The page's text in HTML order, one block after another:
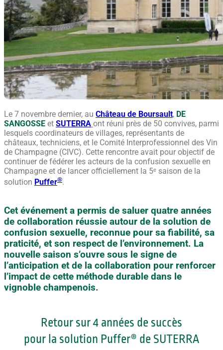
Le 7 novembre dernier, au Château de Boursault, DE
SANGOSSE et SUTERRA ont réuni près de 50 convives, parmi
lesquels coordinateurs de villages, représentants de
châteaux, techniciens, et le Comité Interprofessionnel des Vin
de Champagne (CIVC). Cette rencontre avait pour objectif de
continuer de fédérer les acteurs de la confusion sexuelle en
Champagne et de lancer officiellement la 5ᵉ saison de la
solution Puffer®.
Cet événement a permis de saluer quatre années
de collaboration réussie autour de la solution de
confusion sexuelle, reconnue pour sa fiabilité, sa
praticité, et son respect de l’environnement. La
nouvelle saison s’ouvre sous le signe de
l’anticipation et de la collaboration pour renforcer
l’impact de cette méthode durable dans le
vignoble champenois.
Retour sur 4 années de succès
pour la solution Puffer® de SUTERRA